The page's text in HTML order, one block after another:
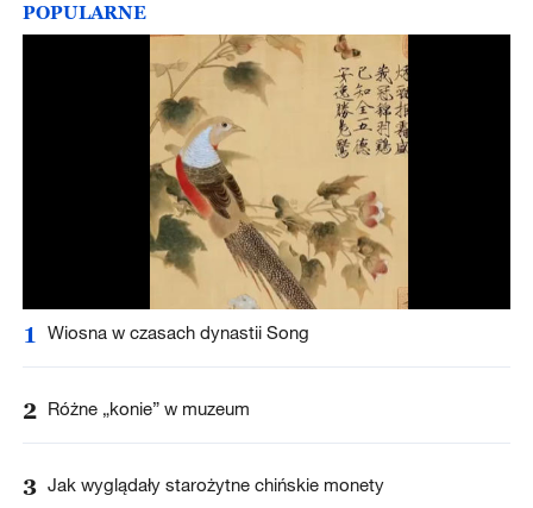
POPULARNE
1 Wiosna w czasach dynastii Song
2 Różne „konie” w muzeum
3 Jak wyglądały starożytne chińskie monety